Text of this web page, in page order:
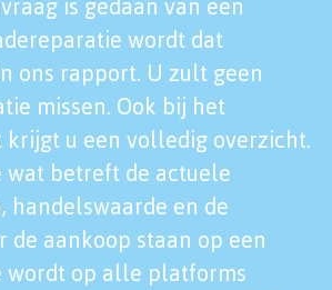
is gedaan van een
wordt dat
ons rapport. U zult geen
missen. Ook bij het
u een volledig overzicht.
betreft de actuele
handelswaarde en de
de aankoop staan op een
wordt op alle platforms